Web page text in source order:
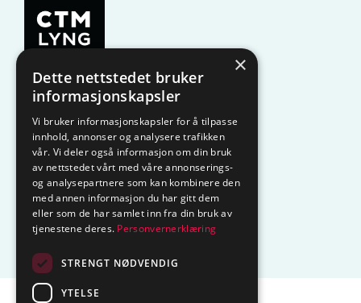
KAMPANJE Komfyrvakt
Belysning Lysstyring
Varmestyring Vannstopp
Frostsikring Smarthus – OP
Centrol
×
Dette nettstedet bruker
informasjonskapsler
Vi bruker informasjonskapsler for å tilpasse
innhold, annonser og analysere trafikken
vår. Vi deler også informasjon om din bruk
av nettstedet vårt med våre annonserings-
og analysepartnere som kan kombinere den
med annen informasjon du har gitt dem
eller som de har samlet inn fra din bruk av
tjenestene deres. Personvernerklæring
STRENGT NØDVENDIG
YTELSE